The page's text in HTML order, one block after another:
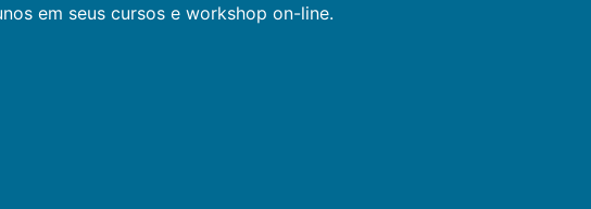
em seus cursos e workshop on-line.